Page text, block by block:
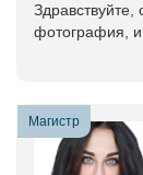
фотография,
Магистр